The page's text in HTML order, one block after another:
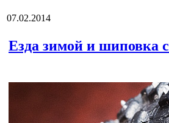
07.02.2014
Езда зимой и шиповка